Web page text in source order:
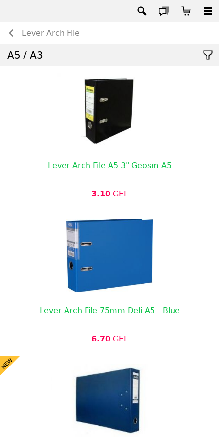
Lever Arch File
A5 / A3
Lever Arch File A5 3" Geosm A5
3.10GEL
Lever Arch File 75mm Deli A5 - Blue
6.70GEL